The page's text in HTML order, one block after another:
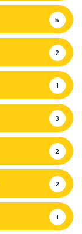
5
2
1
3
2
2
1